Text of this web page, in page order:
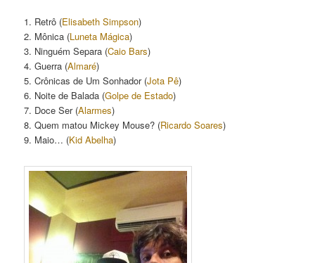
1. Retrô (Elisabeth Simpson)
2. Mônica (Luneta Mágica)
3. Ninguém Separa (Caio Bars)
4. Guerra (Almaré)
5. Crônicas de Um Sonhador (Jota Pê)
6. Noite de Balada (Golpe de Estado)
7. Doce Ser (Alarmes)
8. Quem matou Mickey Mouse? (Ricardo Soares)
9. Maio… (Kid Abelha)